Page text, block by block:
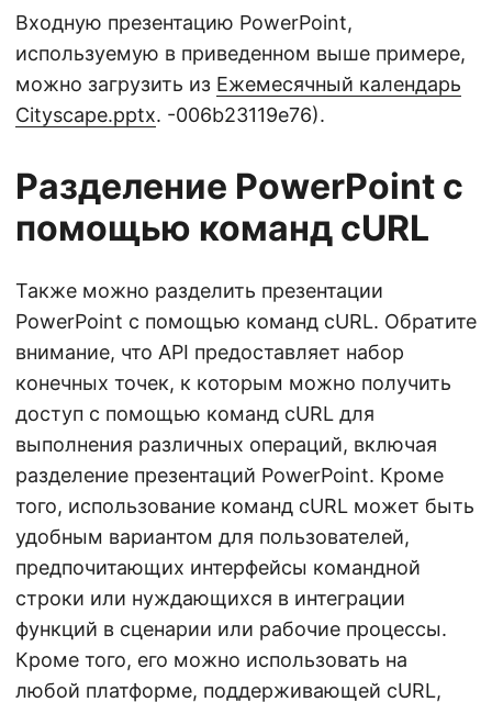
Входную презентацию PowerPoint,
используемую в приведенном выше примере,
можно загрузить из Ежемесячный календарь
Cityscape.pptx. -006b23119e76).
Разделение PowerPoint с
помощью команд cURL
Также можно разделить презентации
PowerPoint с помощью команд cURL. Обратите
внимание, что API предоставляет набор
конечных точек, к которым можно получить
доступ с помощью команд cURL для
выполнения различных операций, включая
разделение презентаций PowerPoint. Кроме
того, использование команд cURL может быть
удобным вариантом для пользователей,
предпочитающих интерфейсы командной
строки или нуждающихся в интеграции
функций в сценарии или рабочие процессы.
Кроме того, его можно использовать на
любой платформе, поддерживающей cURL,